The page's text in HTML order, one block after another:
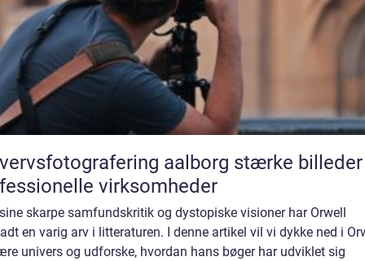
aalborg stærke billeder til
virksomheder
skarpe samfundskritik og dystopiske visioner har Orwell
en varig arv i litteraturen. I denne artikel vil vi dykke ned i
univers og udforske, hvordan hans bøger har udviklet sig